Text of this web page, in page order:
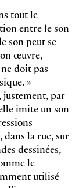
tout le
entre le son
son peut se
œuvre,
doit pas
»
justement, par
imite un son
la rue, sur
dessinées,
le
utilisé